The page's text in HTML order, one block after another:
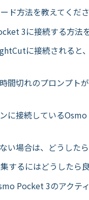
ド方法を教えてくださ
3に接続する方法
に接続されると
間切れのプロンプト
に接続している
い場合は、どうした
するにはどうしたら
Pocket 3のアクテ